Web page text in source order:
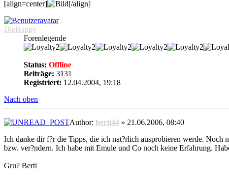
[align=center]
[/align]
DieHappy
Forenlegende
Status: Offline
Beiträge: 3131
Registriert: 12.04.2004, 19:18
Nach oben
Author: berti44 » 21.06.2006, 08:40
Ich danke dir f?r die Tipps, die ich nat?rlich ausprobieren werde. Noch
bzw. ver?ndern. Ich habe mit Emule und Co noch keine Erfahrung.
Gru? Berti